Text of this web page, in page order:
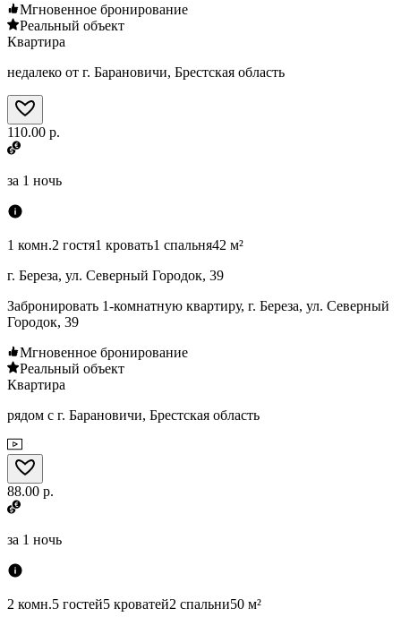
Мгновенное бронирование
Реальный объект
Квартира
недалеко от г. Барановичи, Брестская область
110.00 р.
за 1 ночь
1 комн.2 гостя1 кровать1 спальня42 м²
г. Береза, ул. Северный Городок, 39
Забронировать 1-комнатную квартиру, г. Береза, ул. Северный
Городок, 39
Мгновенное бронирование
Реальный объект
Квартира
рядом с г. Барановичи, Брестская область
88.00 р.
за 1 ночь
2 комн.5 гостей5 кроватей2 спальни50 м²